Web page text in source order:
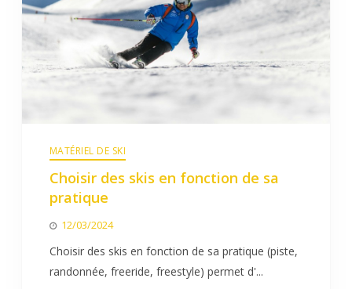
MATÉRIEL DE SKI
Choisir des skis en fonction de sa
pratique
12/03/2024
Choisir des skis en fonction de sa pratique (piste,
randonnée, freeride, freestyle) permet d'...